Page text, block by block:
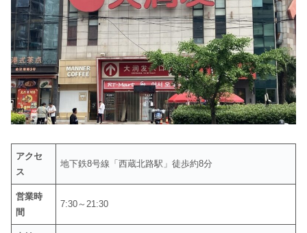
アクセ
ス
地下鉄8号線「西蔵北路駅」徒歩約8分
営業時
間
7:30～21:30